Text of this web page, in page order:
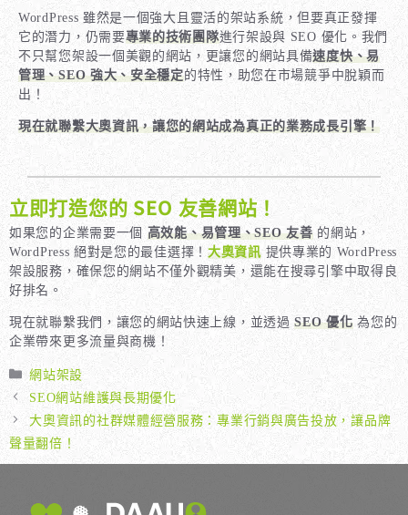
WordPress 雖然是一個強大且靈活的架站系統，但要真正發揮
它的潛力，仍需要專業的技術團隊進行架設與 SEO 優化。我們
不只幫您架設一個美觀的網站，更讓您的網站具備速度快、易
管理、SEO 強大、安全穩定的特性，助您在市場競爭中脫穎而
出！
現在就聯繫大奧資訊，讓您的網站成為真正的業務成長引擎！
立即打造您的 SEO 友善網站！
如果您的企業需要一個 高效能、易管理、SEO 友善的網站，
WordPress 絕對是您的最佳選擇！ 大奧資訊提供專業的 WordPress
架設服務，確保您的網站不僅外觀精美，還能在搜尋引擎中取得良
好排名。
現在就聯繫我們，讓您的網站快速上線，並透過SEO 優化為您的
企業帶來更多流量與商機！
分
類
網站架設
SEO網站維護與長期優化
大奧資訊的社群媒體經營服務：專業行銷與廣告投放，讓品牌
聲量翻倍！